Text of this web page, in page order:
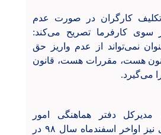
کارگران در صورت عدم
سوی کارفرما تصریح می‌کند:
نمی‌تواند از عدم واریز حق
هست، مقررات هست، قانون
می‌گیرد.
مدیرکل دفتر هماهنگی امور
اقتصادی استانداری نیز اواخر اسفندماه سال ۹۸ در